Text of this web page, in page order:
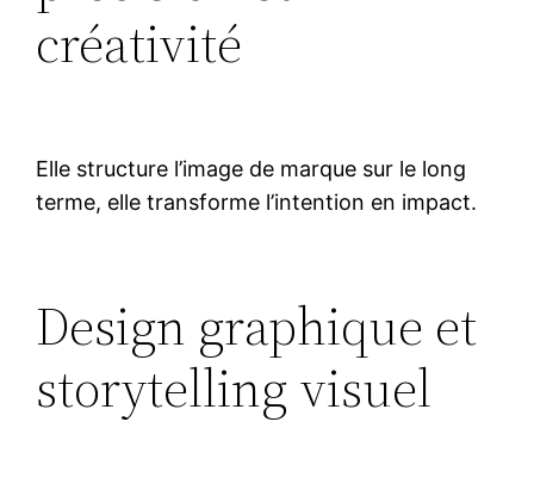
créativité
Elle structure l’image de marque sur le long
terme, elle transforme l’intention en impact.
Design graphique et
storytelling visuel